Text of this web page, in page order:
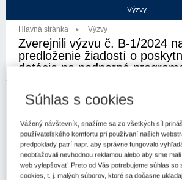
Výzvy
Hlavná stránka Výzvy
Zverejnili výzvu č. B-1/2024
predloženie žiadostí o
dotácie na podporné
5. 10. 2023 Kategória:Výzvy
Bratislava – 4. októbra 2023 -
Výzvu č. B-1/2024 na predloženie
dotácie na podporné programové
a využívanie vôd (B).
Súhlas s cookies
Vážený návštevník, snažíme sa zo všetkých síl
používateľského komfortu pri používaní našich
predpoklady patrí napr. aby správne fungovalo
neobťažovali nevhodnou reklamou alebo aby sme
web vylepšovať. Preto od Vás potrebujeme súhlas so
cookies, t. j. malých súborov, ktoré sa dočasne